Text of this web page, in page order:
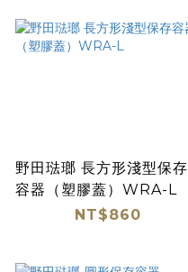
野田琺瑯 長方形淺型保存
容器（塑膠蓋）WRA-L
NT$860